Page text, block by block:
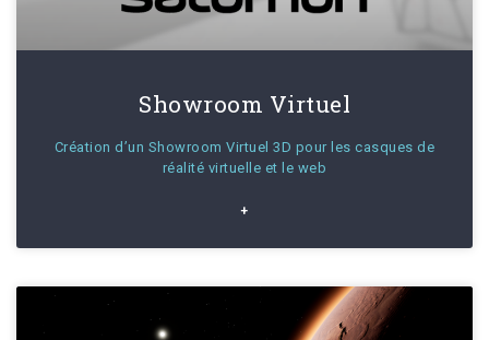
Showroom Virtuel
Création d’un Showroom Virtuel 3D pour les casques de
réalité virtuelle et le web
+